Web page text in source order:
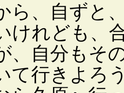
、自ずと
けれども、
、自分もそ
て行きよろ